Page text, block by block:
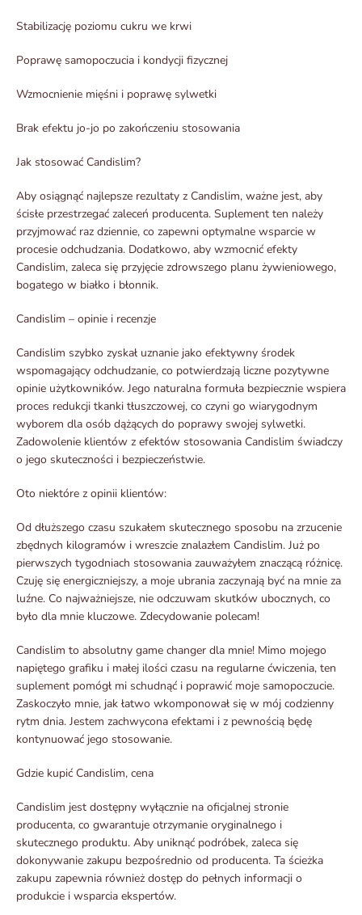
Stabilizację poziomu cukru we krwi
Poprawę samopoczucia i kondycji fizycznej
Wzmocnienie mięśni i poprawę sylwetki
Brak efektu jo-jo po zakończeniu stosowania
Jak stosować Candislim?
Aby osiągnąć najlepsze rezultaty z Candislim, ważne jest, aby
ścisłe przestrzegać zaleceń producenta. Suplement ten należy
przyjmować raz dziennie, co zapewni optymalne wsparcie w
procesie odchudzania. Dodatkowo, aby wzmocnić efekty
Candislim, zaleca się przyjęcie zdrowszego planu żywieniowego,
bogatego w białko i błonnik.
Candislim – opinie i recenzje
Candislim szybko zyskał uznanie jako efektywny środek
wspomagający odchudzanie, co potwierdzają liczne pozytywne
opinie użytkowników. Jego naturalna formuła bezpiecznie wspiera
proces redukcji tkanki tłuszczowej, co czyni go wiarygodnym
wyborem dla osób dążących do poprawy swojej sylwetki.
Zadowolenie klientów z efektów stosowania Candislim świadczy
o jego skuteczności i bezpieczeństwie.
Oto niektóre z opinii klientów:
Od dłuższego czasu szukałem skutecznego sposobu na zrzucenie
zbędnych kilogramów i wreszcie znalazłem Candislim. Już po
pierwszych tygodniach stosowania zauważyłem znaczącą różnicę.
Czuję się energiczniejszy, a moje ubrania zaczynają być na mnie za
luźne. Co najważniejsze, nie odczuwam skutków ubocznych, co
było dla mnie kluczowe. Zdecydowanie polecam!
Candislim to absolutny game changer dla mnie! Mimo mojego
napiętego grafiku i małej ilości czasu na regularne ćwiczenia, ten
suplement pomógł mi schudnąć i poprawić moje samopoczucie.
Zaskoczyło mnie, jak łatwo wkomponował się w mój codzienny
rytm dnia. Jestem zachwycona efektami i z pewnością będę
kontynuować jego stosowanie.
Gdzie kupić Candislim, cena
Candislim jest dostępny wyłącznie na oficjalnej stronie
producenta, co gwarantuje otrzymanie oryginalnego i
skutecznego produktu. Aby uniknąć podróbek, zaleca się
dokonywanie zakupu bezpośrednio od producenta. Ta ścieżka
zakupu zapewnia również dostęp do pełnych informacji o
produkcie i wsparcia ekspertów.